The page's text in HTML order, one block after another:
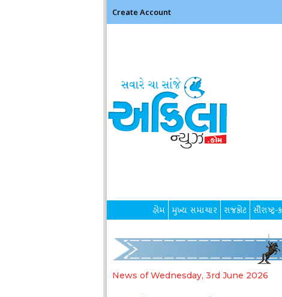
Create Account
હોમ મુખ્ય સમાચાર રાજકોટ
News of Wednesday, 3rd June 2026